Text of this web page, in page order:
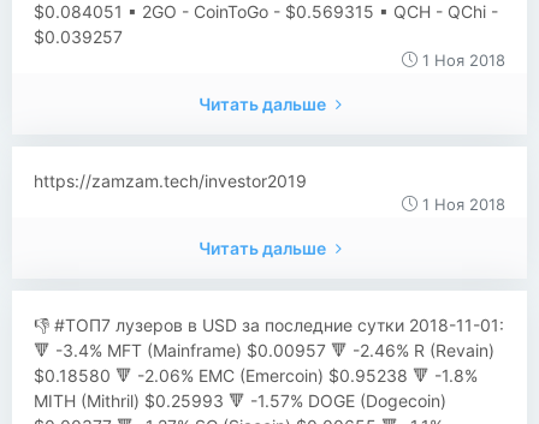
$0.084051 ▪ 2GO - CoinToGo - $0.569315 ▪ QCH - QChi -
$0.039257
1 Ноя 2018
Читать дальше
https://zamzam.tech/investor2019
1 Ноя 2018
Читать дальше
👎 #ТОП7 лузеров в USD за последние сутки 2018-11-01:
🔻 -3.4% MFT (Mainframe) $0.00957 🔻 -2.46% R (Revain)
$0.18580 🔻 -2.06% EMC (Emercoin) $0.95238 🔻 -1.8%
MITH (Mithril) $0.25993 🔻 -1.57% DOGE (Dogecoin)